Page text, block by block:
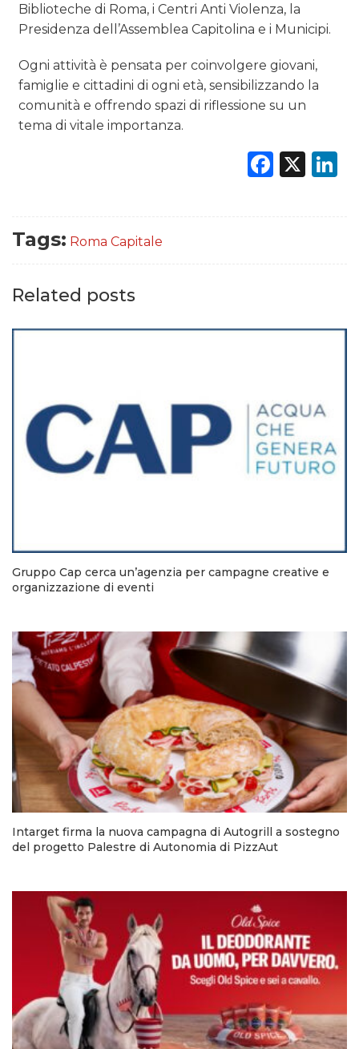
Biblioteche di Roma, i Centri Anti Violenza, la
Presidenza dell’Assemblea Capitolina e i Municipi.
Ogni attività è pensata per coinvolgere giovani,
famiglie e cittadini di ogni età, sensibilizzando la
comunità e offrendo spazi di riflessione su un
tema di vitale importanza.
X
Tags: Roma Capitale
Related posts
Gruppo Cap cerca un’agenzia per campagne creative e
organizzazione di eventi
Intarget firma la nuova campagna di Autogrill a sostegno
del progetto Palestre di Autonomia di PizzAut